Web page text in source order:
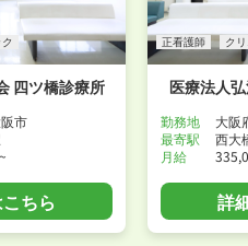
四ツ橋診療所
市
ちら
正看護師 ク
医療法人
勤務地
大阪
最寄駅
西大
月給
詳